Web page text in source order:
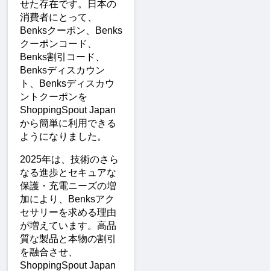
せた存在です。日本の
消費者にとって、
Benksクーポン、Benks
クーポンコード、
Benks割引コード、
Benksディスカウン
ト、Benksディスカウ
ントクーポンを
ShoppingSpout Japan
から簡単に利用できる
ようになりました。
2025年は、技術のさら
なる進歩とセキュアな
保護・充電ニーズの増
加により、Benksアク
セサリーを求める理由
が増えています。高品
質な製品と本物の割引
を融合させ、
ShoppingSpout Japan